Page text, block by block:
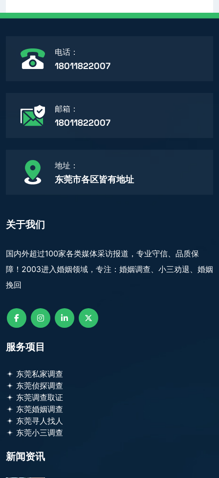
电话：
18011822007
邮箱：
18011822007
地址：
东莞市各区皆有地址
关于我们
国内外超过100家各类媒体采访报道，专业守信、品质保
障！2003进入婚姻领域，专注：婚姻调查、小三劝退、婚姻
挽回
服务项目
东莞私家调查
东莞侦探调查
东莞调查取证
东莞婚姻调查
东莞寻人找人
东莞小三调查
新闻资讯